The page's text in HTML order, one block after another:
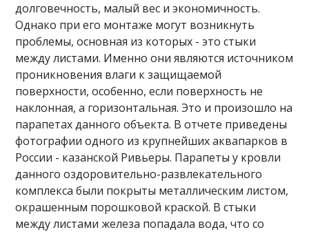
долговечность, малый вес и экономичность.
Однако при его монтаже могут возникнуть
проблемы, основная из которых - это стыки
между листами. Именно они являются источником
проникновения влаги к защищаемой
поверхности, особенно, если поверхность не
наклонная, а горизонтальная. Это и произошло на
парапетах данного объекта. В отчете приведены
фотографии одного из крупнейших аквапарков в
России - казанской Ривьеры. Парапеты у кровли
данного оздоровительно-развлекательного
комплекса были покрыты металлическим листом,
окрашенным порошковой краской. В стыки
между листами железа попадала вода, что со